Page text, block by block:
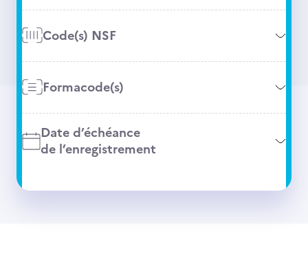
Code(s) NSF
Formacode(s)
Date d’échéance
de l’enregistrement